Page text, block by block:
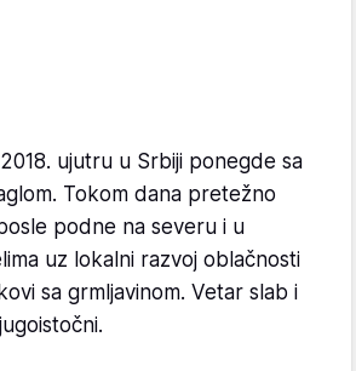
ujutru u Srbiji ponegde sa
Tokom dana pretežno
podne na severu i u
uz lokalni razvoj oblačnosti
sa grmljavinom. Vetar slab i